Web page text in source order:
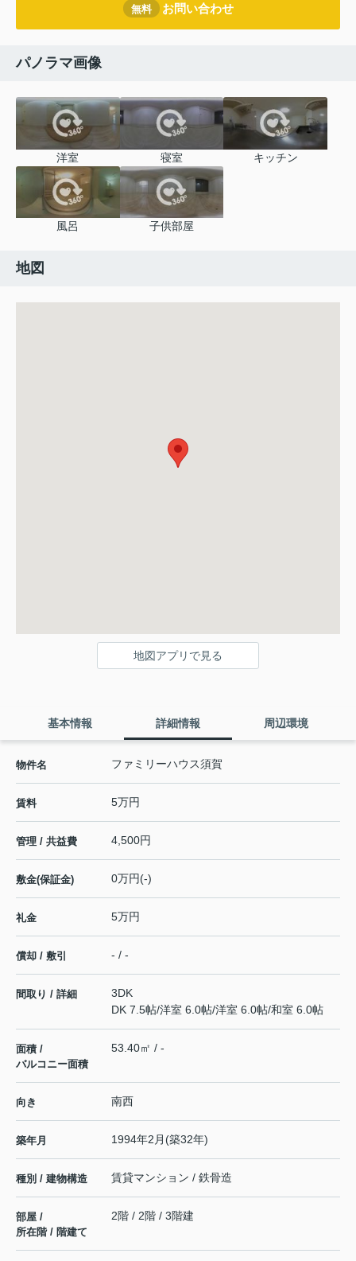
無料 お問い合わせ
パノラマ画像
洋室 寝室 キッチン
風呂 子供部屋
地図
地図アプリで見る
基本情報 詳細情報 周辺環境
物件名 ファミリーハウス須賀
賃料 5万円
管理 / 共益費 4,500円
敷金(保証金) 0万円(-)
礼金 5万円
償却 / 敷引 - / -
間取り / 詳細
3DK
DK 7.5帖/洋室 6.0帖/洋室 6.0帖/和室 6.0帖
面積 /
バルコニー面積
53.40㎡ / -
向き 南西
築年月 1994年2月(築32年)
種別 / 建物構造 賃貸マンション / 鉄骨造
部屋 /
所在階 / 階建て
2階 / 2階 / 3階建